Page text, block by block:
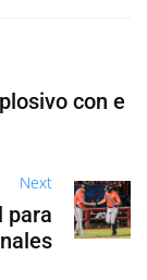
con e
Next
para